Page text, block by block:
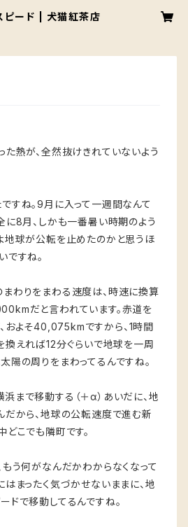
ピード | 犬猫紅茶店
た熱が、全然抜けきれていないよう
すね。9月に入って一週間なんて
に8月、しかも一番暑い時期のよう
地球が公転を止めたのかと思うほ
すね。
わりをまわる速度は、時速に換算
だと言われています。赤道を
およそ40,075kmですから、1時間
換えれば12分ぐらいで地球を一周
陽の周りをまわってるんですね。
まで移動する（＋α）あいだに、地
だから、地球の公転速度で進む新
どこでも隣町です。
もう何がなんだかわからなくなって
はまったく気づかせないままに、地
ドで移動してるんですね。